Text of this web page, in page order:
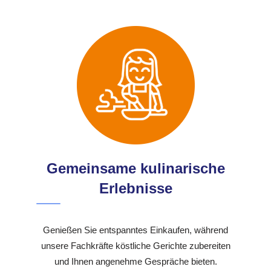
Gemeinsame kulinarische
Erlebnisse
Genießen Sie entspanntes Einkaufen, während
unsere Fachkräfte köstliche Gerichte zubereiten
und Ihnen angenehme Gespräche bieten.